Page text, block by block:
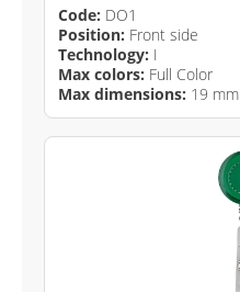
Code: DO1
Position: Front side
Technology: I
Max colors: Full Color
Max dimensions: 19 mm